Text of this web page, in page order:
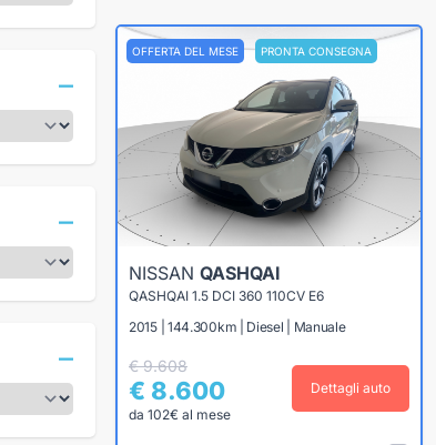
OFFERTA DEL MESE PRONTA CONSEGNA
NISSAN QASHQAI
QASHQAI 1.5 DCI 360 110CV E6
2015 | 144.300km | Diesel | Manuale
€ 9.608
€ 8.600
da 102€ al mese
Dettagli auto